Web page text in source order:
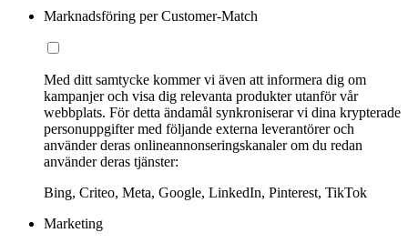
Marknadsföring per Customer-Match
Med ditt samtycke kommer vi även att informera dig om
kampanjer och visa dig relevanta produkter utanför vår
webbplats. För detta ändamål synkroniserar vi dina krypterade
personuppgifter med följande externa leverantörer och
använder deras onlineannonseringskanaler om du redan
använder deras tjänster:
Bing, Criteo, Meta, Google, LinkedIn, Pinterest, TikTok
Marketing